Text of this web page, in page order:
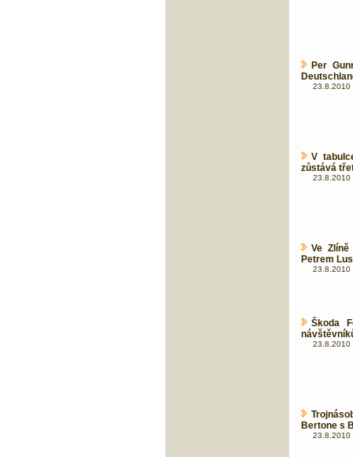
Per
23.8.2010
V
zůstává
23.8.2010
Ve
Petrem
23.8.2010
Škoda
23.8.2010
Bertone s
23.8.2010